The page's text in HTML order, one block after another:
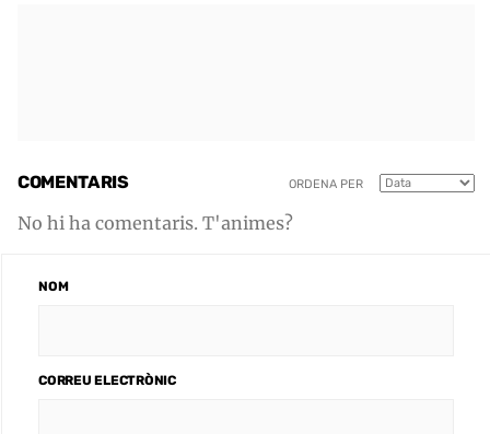
COMENTARIS ORDENA PER
No hi ha comentaris. T'animes?
NOM
CORREU ELECTRÒNIC